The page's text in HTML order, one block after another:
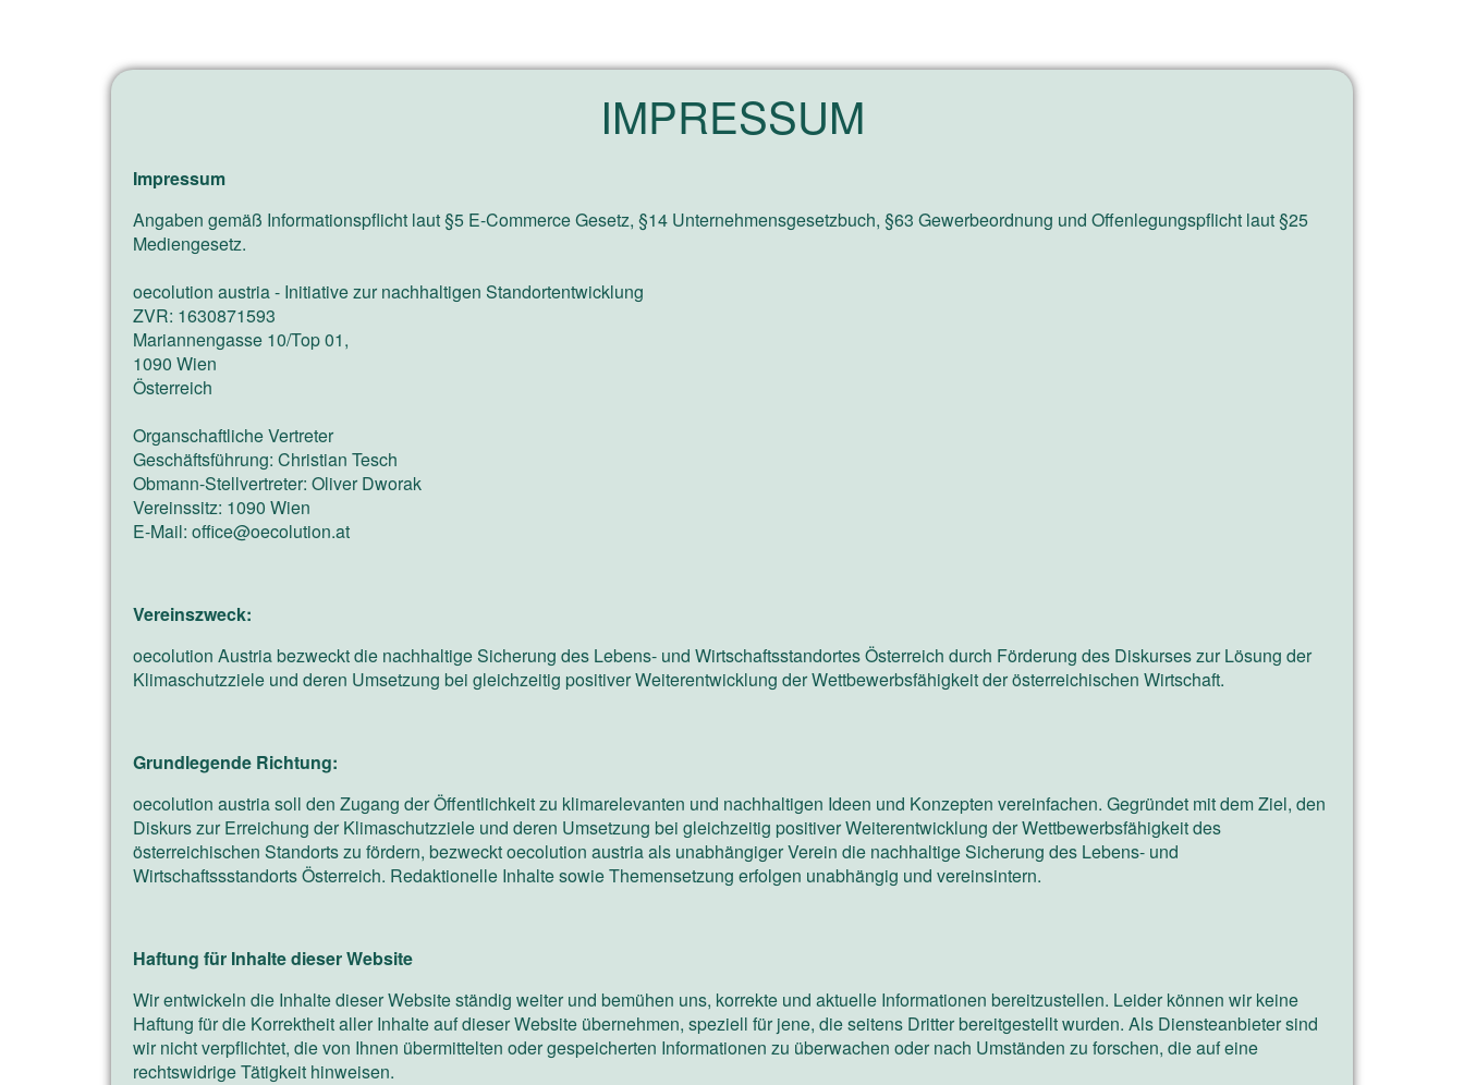
IMPRESSUM
Impressum
Angaben gemäß Informationspflicht laut §5 E-Commerce Gesetz, §14 Unternehmensgesetzbuch, §63 Gewerbeordnung und Offenlegungspflicht laut §25
Mediengesetz.
oecolution austria - Initiative zur nachhaltigen Standortentwicklung
ZVR: 1630871593
Mariannengasse 10/Top 01,
1090 Wien
Österreich
Organschaftliche Vertreter
Geschäftsführung: Christian Tesch
Obmann-Stellvertreter: Oliver Dworak
Vereinssitz: 1090 Wien
E-Mail: office@oecolution.at
Vereinszweck:
oecolution Austria bezweckt die nachhaltige Sicherung des Lebens- und Wirtschaftsstandortes Österreich durch Förderung des Diskurses zur Lösung der
Klimaschutzziele und deren Umsetzung bei gleichzeitig positiver Weiterentwicklung der Wettbewerbsfähigkeit der österreichischen Wirtschaft.
Grundlegende Richtung:
oecolution austria soll den Zugang der Öffentlichkeit zu klimarelevanten und nachhaltigen Ideen und Konzepten vereinfachen. Gegründet mit dem Ziel, den
Diskurs zur Erreichung der Klimaschutzziele und deren Umsetzung bei gleichzeitig positiver Weiterentwicklung der Wettbewerbsfähigkeit des
österreichischen Standorts zu fördern, bezweckt oecolution austria als unabhängiger Verein die nachhaltige Sicherung des Lebens- und
Wirtschaftssstandorts Österreich. Redaktionelle Inhalte sowie Themensetzung erfolgen unabhängig und vereinsintern.
Haftung für Inhalte dieser Website
Wir entwickeln die Inhalte dieser Website ständig weiter und bemühen uns, korrekte und aktuelle Informationen bereitzustellen. Leider können wir keine
Haftung für die Korrektheit aller Inhalte auf dieser Website übernehmen, speziell für jene, die seitens Dritter bereitgestellt wurden. Als Diensteanbieter sind
wir nicht verpflichtet, die von Ihnen übermittelten oder gespeicherten Informationen zu überwachen oder nach Umständen zu forschen, die auf eine
rechtswidrige Tätigkeit hinweisen.